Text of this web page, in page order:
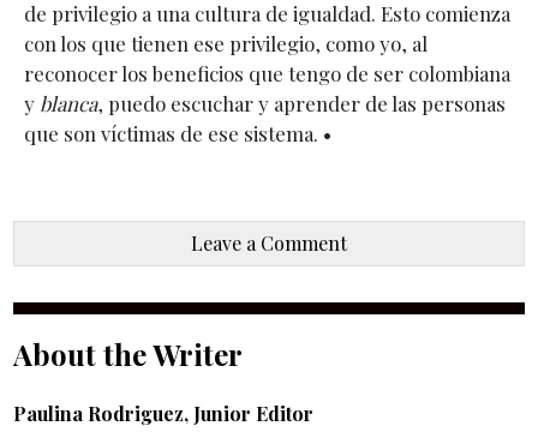
de privilegio a una cultura de igualdad. Esto comienza
con los que tienen ese privilegio, como yo, al
reconocer los beneficios que tengo de ser colombiana
y blanca, puedo escuchar y aprender de las personas
que son víctimas de ese sistema. •
Leave a Comment
About the Writer
Paulina Rodriguez, Junior Editor